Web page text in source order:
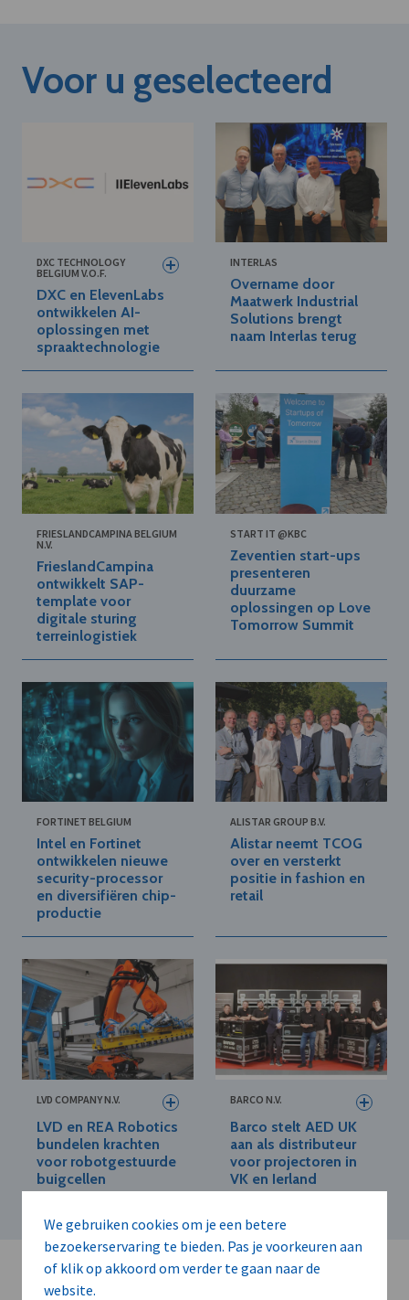
We gebruiken cookies om je een betere
bezoekerservaring te bieden. Pas je voorkeuren aan
of klik op akkoord om verder te gaan naar de
website.
Voor u geselecteerd
DXC TECHNOLOGY
BELGIUM V.O.F.
DXC en ElevenLabs
ontwikkelen AI-
oplossingen met
spraaktechnologie
INTERLAS
Overname door
Maatwerk Industrial
Solutions brengt
naam Interlas terug
FRIESLANDCAMPINA BELGIUM
N.V.
FrieslandCampina
ontwikkelt SAP-
template voor
digitale sturing
terreinlogistiek
START IT @KBC
Zeventien start-ups
presenteren
duurzame
oplossingen op Love
Tomorrow Summit
FORTINET BELGIUM
Intel en Fortinet
ontwikkelen nieuwe
security-processor
en diversifiëren chip-
productie
ALISTAR GROUP B.V.
Alistar neemt TCOG
over en versterkt
positie in fashion en
retail
LVD COMPANY N.V.
LVD en REA Robotics
bundelen krachten
voor robotgestuurde
buigcellen
BARCO N.V.
Barco stelt AED UK
aan als distributeur
voor projectoren in
VK en Ierland